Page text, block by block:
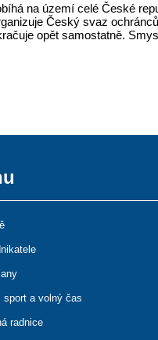
na území celé České
Český svaz
opět samostatně.
sport a volný čas
radnice